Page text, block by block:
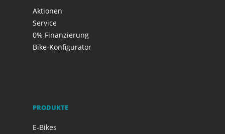
Aktionen
Service
0% Finanzierung
Bike-Konfigurator
PRODUKTE
E-Bikes